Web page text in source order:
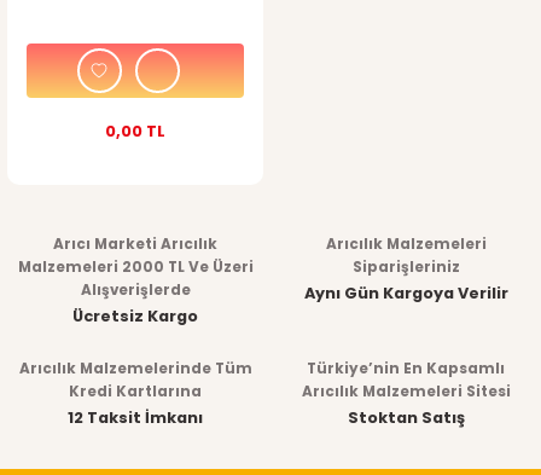
0,00 TL
Arıcı Marketi Arıcılık
Malzemeleri 2000 TL Ve Üzeri
Alışverişlerde
Ücretsiz Kargo
Arıcılık Malzemeleri
Siparişleriniz
Aynı Gün Kargoya Verilir
Arıcılık Malzemelerinde Tüm
Kredi Kartlarına
12 Taksit İmkanı
Türkiye’nin En Kapsamlı
Arıcılık Malzemeleri Sitesi
Stoktan Satış